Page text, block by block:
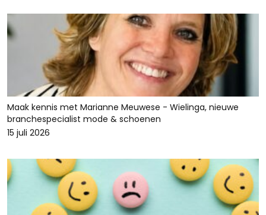
Maak kennis met Marianne Meuwese - Wielinga, nieuwe
branchespecialist mode & schoenen
15 juli 2026